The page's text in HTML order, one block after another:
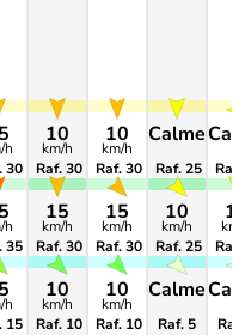
h
30
h
35
h
15
10
km/h
Raf. 30
15
km/h
Raf. 30
10
km/h
Raf. 10
10
km/h
Raf. 30
15
km/h
Raf. 30
10
km/h
Raf. 10
Calme
Raf. 25
10
km/h
Raf. 25
Calme
Raf. 5